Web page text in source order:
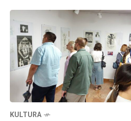
KULTURA